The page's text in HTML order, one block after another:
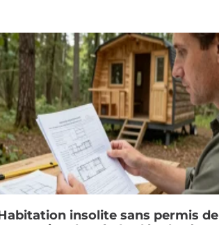
insolite sans permis de